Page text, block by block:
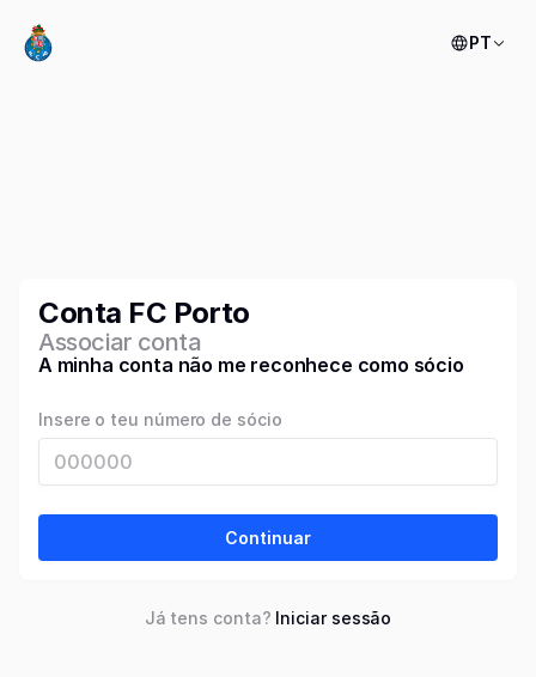
PT
Conta FC Porto
Associar conta
A minha conta não me reconhece como sócio
Insere o teu número de sócio
Continuar
Já tens conta? Iniciar sessão